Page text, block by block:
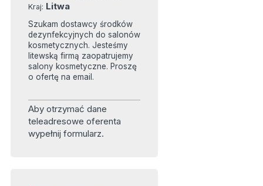
Kraj: Litwa
Szukam dostawcy środków
dezynfekcyjnych do salonów
kosmetycznych. Jesteśmy
litewską firmą zaopatrujemy
salony kosmetyczne. Proszę
o ofertę na email.
Aby otrzymać dane
teleadresowe oferenta
wypełnij formularz.